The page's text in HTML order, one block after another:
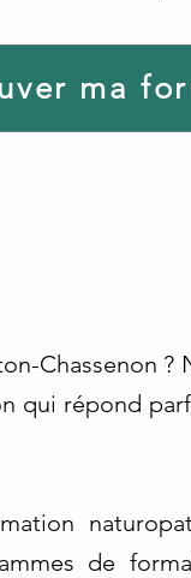
ma
Chassenon ?
qui répond
de